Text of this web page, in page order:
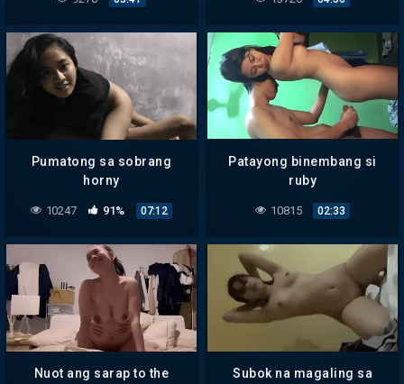
Pumatong sa sobrang
horny
10247 91% 07:12
Patayong binembang si
ruby
10815 02:33
Nuot ang sarap to the
Subok na magaling sa